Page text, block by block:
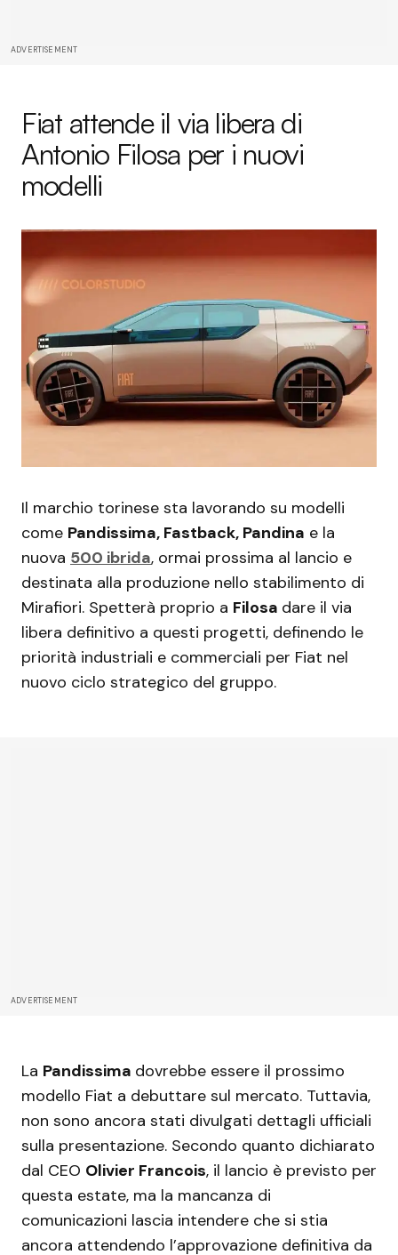
ADVERTISEMENT
Fiat attende il via libera di
Antonio Filosa per i nuovi
modelli
Il marchio torinese sta lavorando su modelli
come Pandissima, Fastback, Pandina e la
nuova 500 ibrida, ormai prossima al lancio e
destinata alla produzione nello stabilimento di
Mirafiori. Spetterà proprio a Filosa dare il via
libera definitivo a questi progetti, definendo le
priorità industriali e commerciali per Fiat nel
nuovo ciclo strategico del gruppo.
ADVERTISEMENT
La Pandissima dovrebbe essere il prossimo
modello Fiat a debuttare sul mercato. Tuttavia,
non sono ancora stati divulgati dettagli ufficiali
sulla presentazione. Secondo quanto dichiarato
dal CEO Olivier Francois, il lancio è previsto per
questa estate, ma la mancanza di
comunicazioni lascia intendere che si stia
ancora attendendo l’approvazione definitiva da